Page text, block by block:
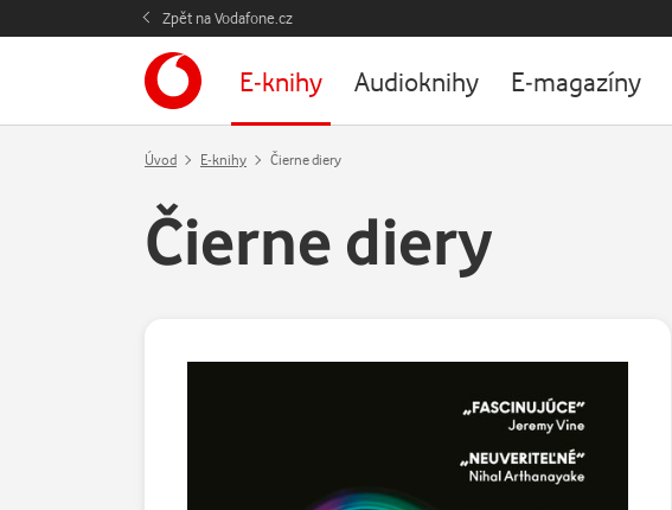
Zpět na Vodafone.cz
E-knihy Audioknihy E-magazíny
Úvod E-knihy Čierne diery
Čierne diery